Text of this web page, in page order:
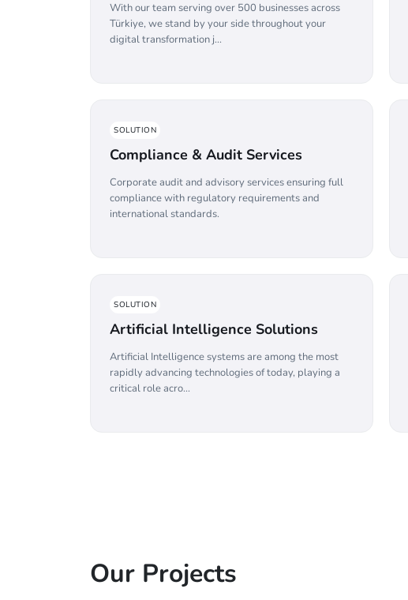
With our team serving over 500 businesses across
Türkiye, we stand by your side throughout your
digital transformation j...
SOLUTION
Compliance & Audit Services
Corporate audit and advisory services ensuring full
compliance with regulatory requirements and
international standards.
SOLUTION
Artificial Intelligence Solutions
Artificial Intelligence systems are among the most
rapidly advancing technologies of today, playing a
critical role acro...
Our Projects